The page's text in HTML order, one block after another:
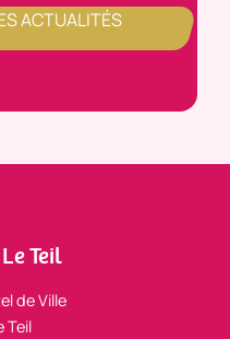
ACTUALITÉS
Teil
de Ville
Teil